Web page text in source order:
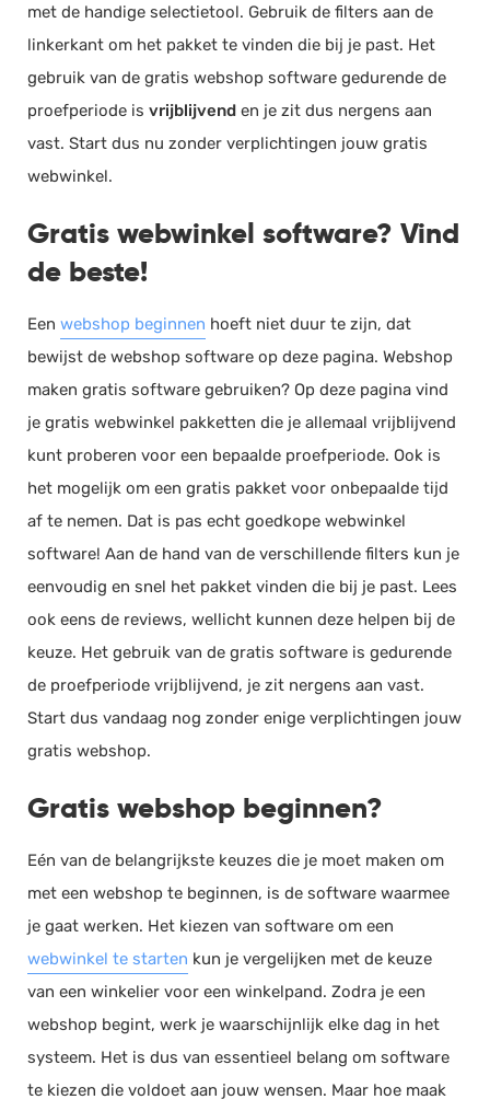
met de handige selectietool. Gebruik de filters aan de
linkerkant om het pakket te vinden die bij je past. Het
gebruik van de gratis webshop software gedurende de
proefperiode is vrijblijvend en je zit dus nergens aan
vast. Start dus nu zonder verplichtingen jouw gratis
webwinkel.
Gratis webwinkel software? Vind
de beste!
Een webshop beginnen hoeft niet duur te zijn, dat
bewijst de webshop software op deze pagina. Webshop
maken gratis software gebruiken? Op deze pagina vind
je gratis webwinkel pakketten die je allemaal vrijblijvend
kunt proberen voor een bepaalde proefperiode. Ook is
het mogelijk om een gratis pakket voor onbepaalde tijd
af te nemen. Dat is pas echt goedkope webwinkel
software! Aan de hand van de verschillende filters kun je
eenvoudig en snel het pakket vinden die bij je past. Lees
ook eens de reviews, wellicht kunnen deze helpen bij de
keuze. Het gebruik van de gratis software is gedurende
de proefperiode vrijblijvend, je zit nergens aan vast.
Start dus vandaag nog zonder enige verplichtingen jouw
gratis webshop.
Gratis webshop beginnen?
Eén van de belangrijkste keuzes die je moet maken om
met een webshop te beginnen, is de software waarmee
je gaat werken. Het kiezen van software om een
webwinkel te starten kun je vergelijken met de keuze
van een winkelier voor een winkelpand. Zodra je een
webshop begint, werk je waarschijnlijk elke dag in het
systeem. Het is dus van essentieel belang om software
te kiezen die voldoet aan jouw wensen. Maar hoe maak